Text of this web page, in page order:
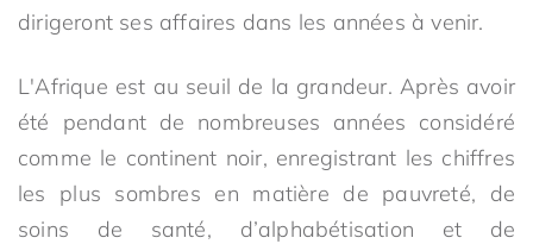
dirigeront ses affaires dans les années à venir.
L'Afrique est au seuil de la grandeur. Après avoir
été pendant de nombreuses années considéré
comme le continent noir, enregistrant les chiffres
les plus sombres en matière de pauvreté, de
soins de santé, d’alphabétisation et de